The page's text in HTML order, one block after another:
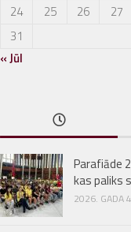
24
25 26 27
31
« Jūl
Parafiāde
kas paliks
2026. GADA